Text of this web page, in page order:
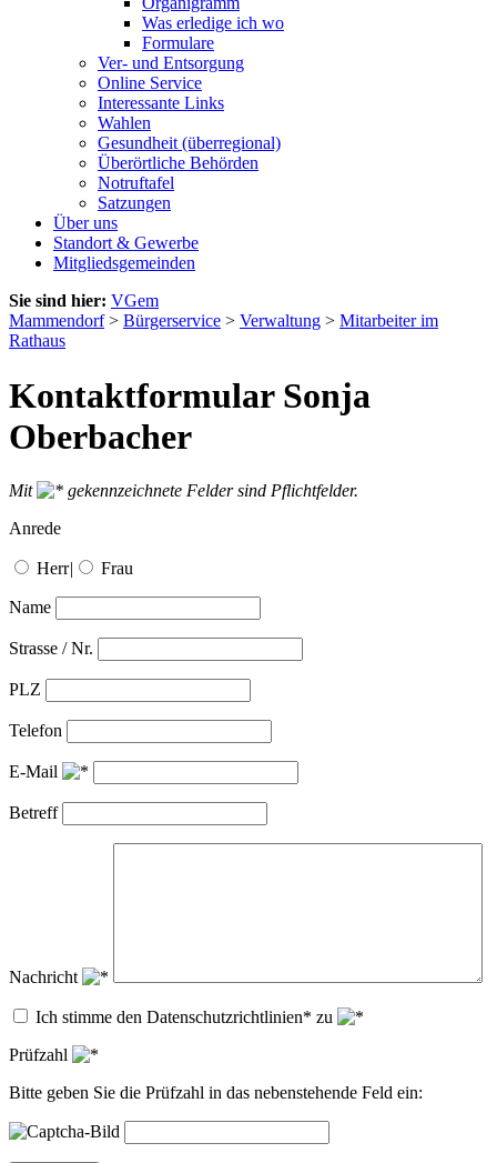
Was erledige ich wo
Formulare
Ver- und Entsorgung
Online Service
Interessante Links
Wahlen
Gesundheit (überregional)
Überörtliche Behörden
Notruftafel
Satzungen
Über uns
Standort & Gewerbe
Mitgliedsgemeinden
Sie sind hier: VGem
Mammendorf> Bürgerservice > Verwaltung > Mitarbeiter im
Rathaus
Kontaktformular Sonja
Oberbacher
Mit
gekennzeichnete Felder sind Pflichtfelder.
Anrede
Herr| Frau
Name
Strasse / Nr.
PLZ
Telefon
E-Mail
Betreff
Nachricht
Ich stimme den Datenschutzrichtlinien* zu
Prüfzahl
Bitte geben Sie die Prüfzahl in das nebenstehende Feld ein: